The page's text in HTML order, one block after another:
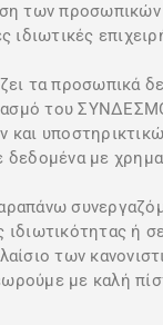
των
τα προσωπικά
του
και
με
ή
των
με καλή